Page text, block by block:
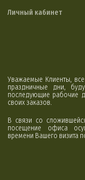
Личный кабинет
Уважаемые Клиенты,
праздничные дни,
последующие рабочие
своих заказов.
В связи со
посещение офиса
времени Вашего визита